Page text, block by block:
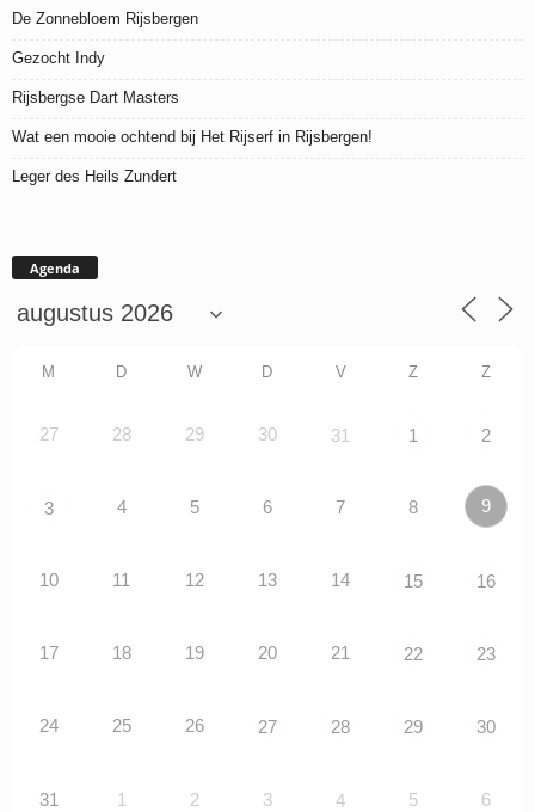
De Zonnebloem Rijsbergen
Gezocht Indy
Rijsbergse Dart Masters
Wat een mooie ochtend bij Het Rijserf in Rijsbergen!
Leger des Heils Zundert
Agenda
M D W D V Z Z
27 28 29 30 31 1 2
3 4 5 6 7 8 9
10 11 12 13 14 15 16
17 18 19 20 21 22 23
24 25 26 27 28 29 30
31 1 2 3 4 5 6